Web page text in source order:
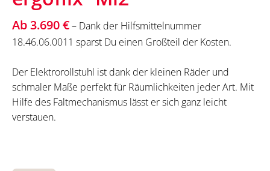
Ab 3.690 €– Dank der Hilfsmittelnummer
18.46.06.0011 sparst Du einen Großteil der Kosten.
Der Elektrorollstuhl ist dank der kleinen Räder und
schmaler Maße perfekt für Räumlichkeiten jeder Art. Mit
Hilfe des Faltmechanismus lässt er sich ganz leicht
verstauen.